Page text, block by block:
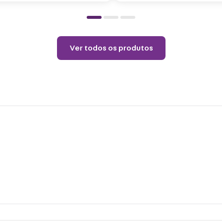
Ver todos os produtos